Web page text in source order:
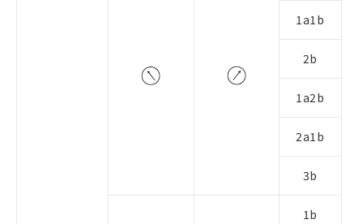
1a1b
2b
1a2b
2a1b
3b
1b